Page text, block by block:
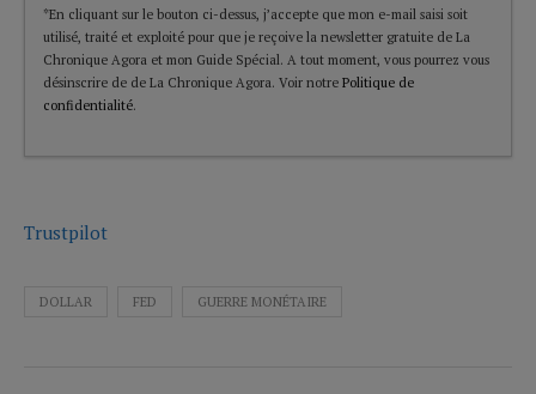
*En cliquant sur le bouton ci-dessus, j’accepte que mon e-mail saisi soit
utilisé, traité et exploité pour que je reçoive la newsletter gratuite de La
Chronique Agora et mon Guide Spécial. A tout moment, vous pourrez vous
désinscrire de de La Chronique Agora. Voir notre Politique de
confidentialité.
Trustpilot
DOLLAR FED GUERRE MONÉTAIRE